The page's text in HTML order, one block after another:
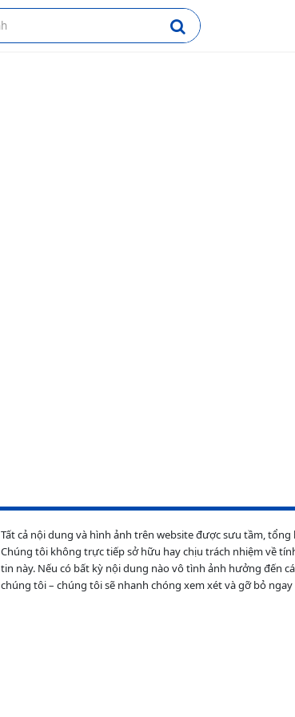
Tất cả nội dung và hình ảnh trên website được sưu tầm,
Chúng tôi không trực tiếp sở hữu hay chịu trách nhiệm về
tin này. Nếu có bất kỳ nội dung nào vô tình ảnh hưởng đến
chúng tôi – chúng tôi sẽ nhanh chóng xem xét và gỡ bỏ